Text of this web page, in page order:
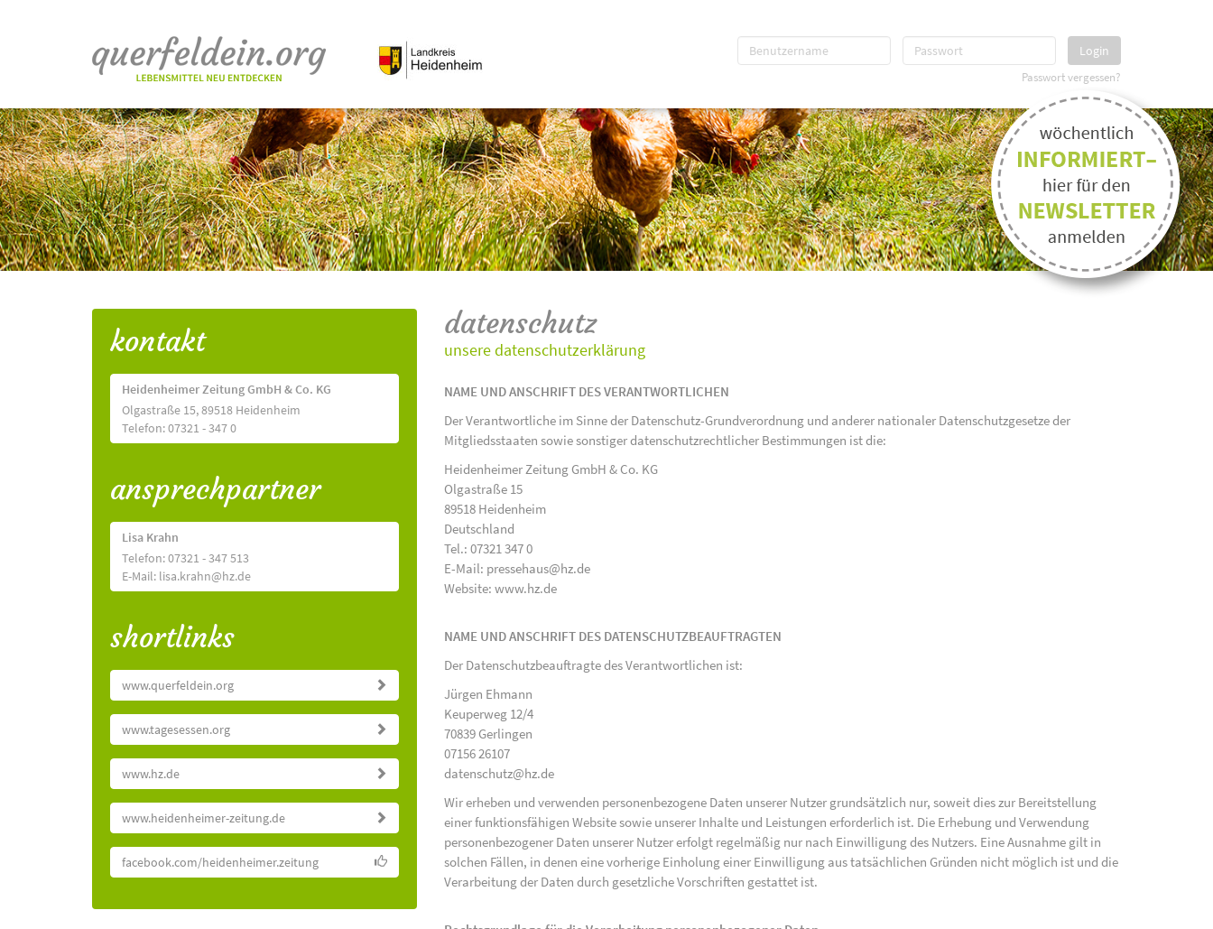
Login
Passwort vergessen?
kontakt
Heidenheimer Zeitung GmbH & Co. KG
Olgastraße 15, 89518 Heidenheim
Telefon: 07321 - 347 0
ansprechpartner
Lisa Krahn
Telefon: 07321 - 347 513
E-Mail: lisa.krahn@hz.de
shortlinks
www.querfeldein.org
www.tagesessen.org
www.hz.de
www.heidenheimer-zeitung.de
facebook.com/heidenheimer.zeitung
datenschutz
unsere datenschutzerklärung
NAME UND ANSCHRIFT DES VERANTWORTLICHEN
Der Verantwortliche im Sinne der Datenschutz-Grundverordnung und anderer nationaler Datenschutzgesetze der
Mitgliedsstaaten sowie sonstiger datenschutzrechtlicher Bestimmungen ist die:
Heidenheimer Zeitung GmbH & Co. KG
Olgastraße 15
89518 Heidenheim
Deutschland
Tel.: 07321 347 0
E-Mail: pressehaus@hz.de
Website: www.hz.de
NAME UND ANSCHRIFT DES DATENSCHUTZBEAUFTRAGTEN
Der Datenschutzbeauftragte des Verantwortlichen ist:
Jürgen Ehmann
Keuperweg 12/4
70839 Gerlingen
07156 26107
datenschutz@hz.de
Wir erheben und verwenden personenbezogene Daten unserer Nutzer grundsätzlich nur, soweit dies zur Bereitstellung
einer funktionsfähigen Website sowie unserer Inhalte und Leistungen erforderlich ist. Die Erhebung und Verwendung
personenbezogener Daten unserer Nutzer erfolgt regelmäßig nur nach Einwilligung des Nutzers. Eine Ausnahme gilt in
solchen Fällen, in denen eine vorherige Einholung einer Einwilligung aus tatsächlichen Gründen nicht möglich ist und die
Verarbeitung der Daten durch gesetzliche Vorschriften gestattet ist.